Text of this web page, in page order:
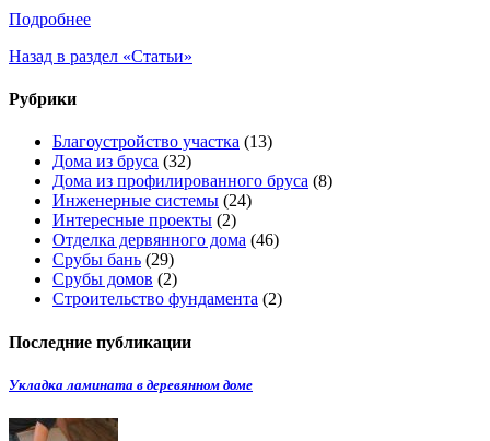
Подробнее
Назад в раздел «Статьи»
Рубрики
Благоустройство участка (13)
Дома из бруса (32)
Дома из профилированного бруса (8)
Инженерные системы (24)
Интересные проекты (2)
Отделка дервянного дома (46)
Срубы бань (29)
Срубы домов (2)
Строительство фундамента (2)
Последние публикации
Укладка ламината в деревянном доме